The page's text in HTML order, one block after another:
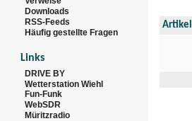
Downloads
RSS-Feeds
Häufig gestellte Fragen
Links
DRIVE BY
Wetterstation Wiehl
Fun-Funk
WebSDR
Müritzradio
Artikel